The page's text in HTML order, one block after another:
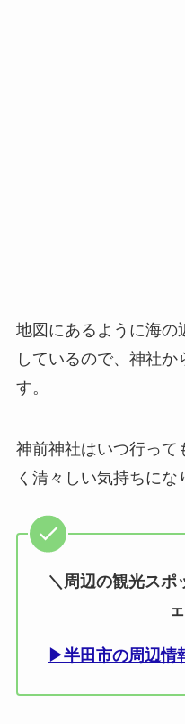
地図にあるように海の
しているので、神社
す。
神前神社はいつ行って
く清々しい気持ちにな
＼周辺の観光スポ
▶半田市の周辺情